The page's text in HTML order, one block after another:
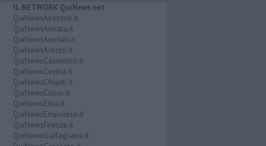
IL NETWORK QuiNews.net
QuiNewsAbetone.it
QuiNewsAmiata.it
QuiNewsAnimali.it
QuiNewsArezzo.it
QuiNewsCasentino.it
QuiNewsCecina.it
QuiNewsChianti.it
QuiNewsCuoio.it
QuiNewsElba.it
QuiNewsEmpolese.it
QuiNewsFirenze.it
QuiNewsGarfagnana.it